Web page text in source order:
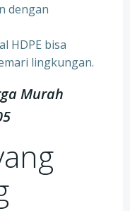
dengan
HDPE bisa
lingkungan.
Murah